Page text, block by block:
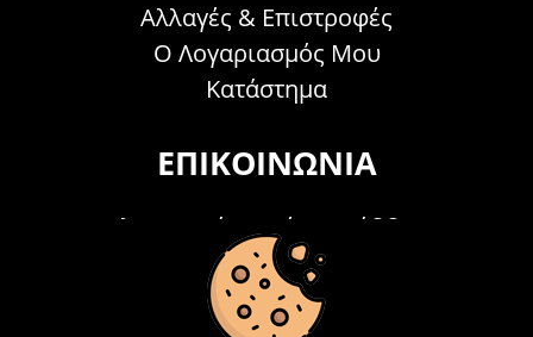
Αλλαγές & Επιστροφές
Ο Λογαριασμός Μου
Κατάστημα
ΕΠΙΚΟΙΝΩΝΊΑ
Τηλεφωνικά Δευτέρα - Σάββατο
09:00 - 15:00
Τ: 26214 00104